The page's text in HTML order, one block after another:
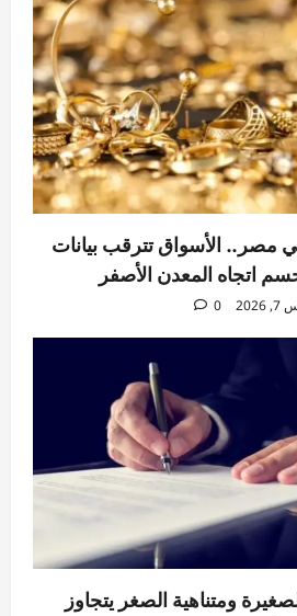
المشروعات الصغيرة ومتناهية الصغر
مايو 2026
Nada
أغسطس 7, 2026 0
Nada
أغسطس 7, 2026 0
على حريق منزل مهجور في كفر
دون إصابات.. والتحقيقات تكشف
أغسطس 7, 2026
مسن بورسعيد.. العثور على رجل مُقيد
والقدمين داخل منزله والأمن يكثف
أغسطس 7, 2026 0
مصر.. الأسواق تترقب بيانات
اتجاه المعدن الأصفر
0
ومتناهية الصغر يتجاوز